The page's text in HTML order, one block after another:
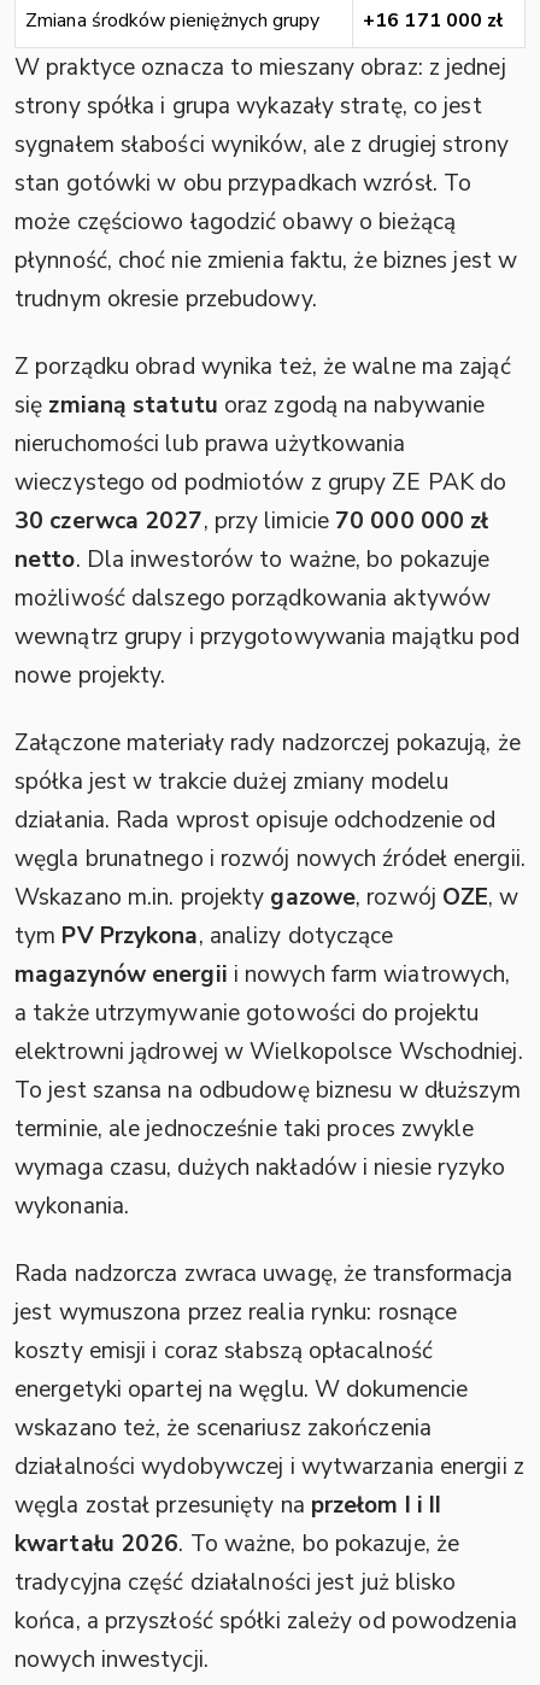
Zmiana środków pieniężnych grupy +16 171 000 zł
W praktyce oznacza to mieszany obraz: z jednej
strony spółka i grupa wykazały stratę, co jest
sygnałem słabości wyników, ale z drugiej strony
stan gotówki w obu przypadkach wzrósł. To
może częściowo łagodzić obawy o bieżącą
płynność, choć nie zmienia faktu, że biznes jest w
trudnym okresie przebudowy.
Z porządku obrad wynika też, że walne ma zająć
się zmianą statutu oraz zgodą na nabywanie
nieruchomości lub prawa użytkowania
wieczystego od podmiotów z grupy ZE PAK do
30 czerwca 2027, przy limicie 70 000 000 zł
netto. Dla inwestorów to ważne, bo pokazuje
możliwość dalszego porządkowania aktywów
wewnątrz grupy i przygotowywania majątku pod
nowe projekty.
Załączone materiały rady nadzorczej pokazują, że
spółka jest w trakcie dużej zmiany modelu
działania. Rada wprost opisuje odchodzenie od
węgla brunatnego i rozwój nowych źródeł energii.
Wskazano m.in. projekty gazowe, rozwój OZE, w
tym PV Przykona, analizy dotyczące
magazynów energii i nowych farm wiatrowych,
a także utrzymywanie gotowości do projektu
elektrowni jądrowej w Wielkopolsce Wschodniej.
To jest szansa na odbudowę biznesu w dłuższym
terminie, ale jednocześnie taki proces zwykle
wymaga czasu, dużych nakładów i niesie ryzyko
wykonania.
Rada nadzorcza zwraca uwagę, że transformacja
jest wymuszona przez realia rynku: rosnące
koszty emisji i coraz słabszą opłacalność
energetyki opartej na węglu. W dokumencie
wskazano też, że scenariusz zakończenia
działalności wydobywczej i wytwarzania energii z
węgla został przesunięty na przełom I i II
kwartału 2026. To ważne, bo pokazuje, że
tradycyjna część działalności jest już blisko
końca, a przyszłość spółki zależy od powodzenia
nowych inwestycji.